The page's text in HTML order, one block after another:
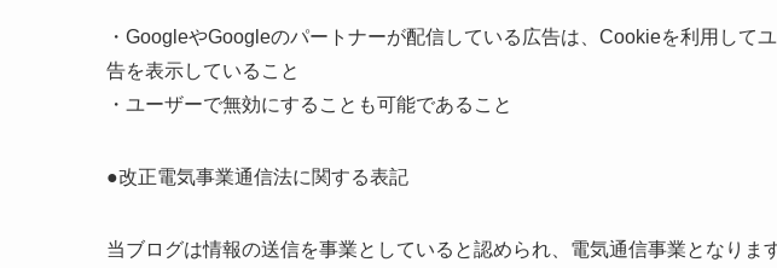
・GoogleやGoogleのパートナーが配信している広告は、Cookieを利用して
告を表示していること
・ユーザーで無効にすることも可能であること
●改正電気事業通信法に関する表記
当ブログは情報の送信を事業としていると認められ、電気通信事業となりま